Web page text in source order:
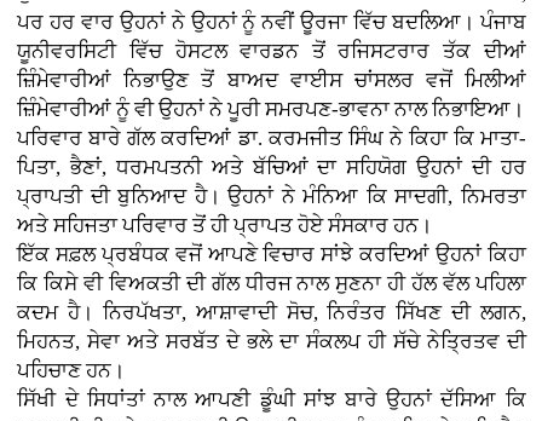
ਪਰ ਹਰ ਵਾਰ ਉਹਨਾਂ ਨੇ ਉਹਨਾਂ ਨੂੰ ਨਵੀਂ ਊਰਜਾ ਵਿੱਚ ਬਦਲਿਆ। ਪੰਜਾਬ
ਯੂਨੀਵਰਸਿਟੀ ਵਿੱਚ ਹੋਸਟਲ ਵਾਰਡਨ ਤੋਂ ਰਜਿਸਟਰਾਰ ਤੱਕ ਦੀਆਂ
ਜ਼ਿੰਮੇਵਾਰੀਆਂ ਨਿਭਾਉਣ ਤੋਂ ਬਾਅਦ ਵਾਈਸ ਚਾਂਸਲਰ ਵਜੋਂ ਮਿਲੀਆਂ
ਜ਼ਿੰਮੇਵਾਰੀਆਂ ਨੂੰ ਵੀ ਉਹਨਾਂ ਨੇ ਪੂਰੀ ਸਮਰਪਣ-ਭਾਵਨਾ ਨਾਲ ਨਿਭਾਇਆ।
ਪਰਿਵਾਰ ਬਾਰੇ ਗੱਲ ਕਰਦਿਆਂ ਡਾ. ਕਰਮਜੀਤ ਸਿੰਘ ਨੇ ਕਿਹਾ ਕਿ ਮਾਤਾ-
ਪਿਤਾ, ਭੈਣਾਂ, ਧਰਮਪਤਨੀ ਅਤੇ ਬੱਚਿਆਂ ਦਾ ਸਹਿਯੋਗ ਉਹਨਾਂ ਦੀ ਹਰ
ਪ੍ਰਾਪਤੀ ਦੀ ਬੁਨਿਆਦ ਹੈ। ਉਹਨਾਂ ਨੇ ਮੰਨਿਆ ਕਿ ਸਾਦਗੀ, ਨਿਮਰਤਾ
ਅਤੇ ਸਹਿਜਤਾ ਪਰਿਵਾਰ ਤੋਂ ਹੀ ਪ੍ਰਾਪਤ ਹੋਏ ਸੰਸਕਾਰ ਹਨ।
ਇੱਕ ਸਫ਼ਲ ਪ੍ਰਬੰਧਕ ਵਜੋਂ ਆਪਣੇ ਵਿਚਾਰ ਸਾਂਝੇ ਕਰਦਿਆਂ ਉਹਨਾਂ ਕਿਹਾ
ਕਿ ਕਿਸੇ ਵੀ ਵਿਅਕਤੀ ਦੀ ਗੱਲ ਧੀਰਜ ਨਾਲ ਸੁਣਨਾ ਹੀ ਹੱਲ ਵੱਲ ਪਹਿਲਾ
ਕਦਮ ਹੈ। ਨਿਰਪੱਖਤਾ, ਆਸ਼ਾਵਾਦੀ ਸੋਚ, ਨਿਰੰਤਰ ਸਿੱਖਣ ਦੀ ਲਗਨ,
ਮਿਹਨਤ, ਸੇਵਾ ਅਤੇ ਸਰਬੱਤ ਦੇ ਭਲੇ ਦਾ ਸੰਕਲਪ ਹੀ ਸੱਚੇ ਨੇਤ੍ਰਿਤਵ ਦੀ
ਪਹਿਚਾਣ ਹਨ।
ਸਿੱਖੀ ਦੇ ਸਿਧਾਂਤਾਂ ਨਾਲ ਆਪਣੀ ਡੂੰਘੀ ਸਾਂਝ ਬਾਰੇ ਉਹਨਾਂ ਦੱਸਿਆ ਕਿ